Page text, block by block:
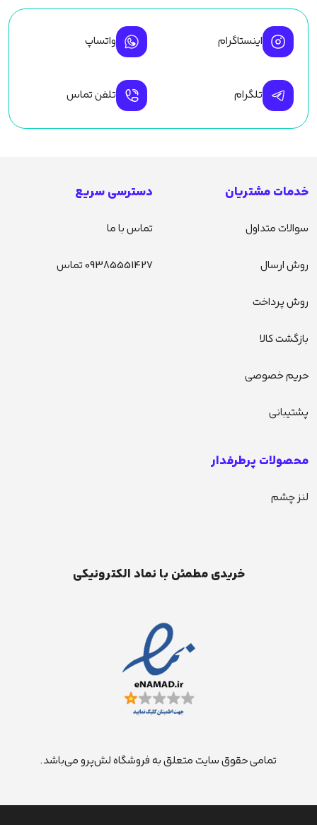
اینستاگرام واتساپ
تلگرام تلفن تماس
خدمات مشتریان
سوالات متداول
روش ارسال
روش پرداخت
بازگشت کالا
حریم خصوصی
پشتیبانی
دسترسی سریع
تماس با ما
09385551427 تماس
محصولات پرطرفدار
لنز چشم
خریدی مطمئن با نماد الکترونیکی
تمامی حقوق سایت متعلق به فروشگاه لش‌پرو می‌باشد.